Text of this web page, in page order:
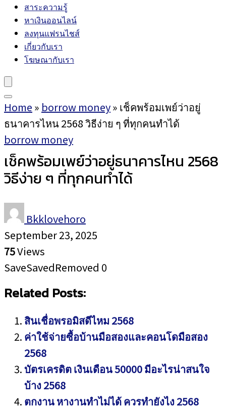
สาระความรู้
หาเงินออนไลน์
ลงทุนแฟรนไชส์
เกี่ยวกับเรา
โฆษณากับเรา
Home » borrow money» เช็คพร้อมเพย์ว่าอยู่
ธนาคารไหน 2568 วิธีง่าย ๆ ที่ทุกคนทำได้
borrow money
เช็คพร้อมเพย์ว่าอยู่ธนาคารไหน 2568
วิธีง่าย ๆ ที่ทุกคนทำได้
Bkklovehoro
September 23, 2025
75Views
SaveSavedRemoved 0
Related Posts:
สินเชื่อพรอมิสดีไหม 2568
ค่าใช้จ่ายซื้อบ้านมือสองและคอนโดมือสอง
2568
บัตรเครดิต เงินเดือน 50000 มีอะไรน่าสนใจ
บ้าง 2568
ตกงาน หางานทำไม่ได้ ควรทำยังไง 2568